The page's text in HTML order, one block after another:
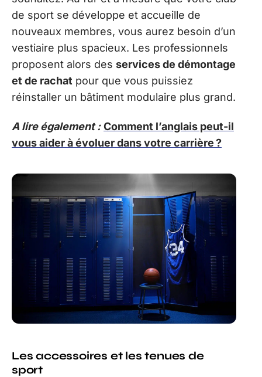
de sport se développe et accueille de
nouveaux membres, vous aurez besoin d’un
vestiaire plus spacieux. Les professionnels
proposent alors des services de démontage
et de rachat pour que vous puissiez
réinstaller un bâtiment modulaire plus grand.
A lire également : Comment l’anglais peut-il
vous aider à évoluer dans votre carrière ?
Les accessoires et les tenues de
sport